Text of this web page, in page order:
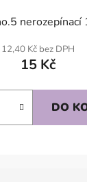
nerozepínací
12,40 Kč bez DPH
15 Kč
DO